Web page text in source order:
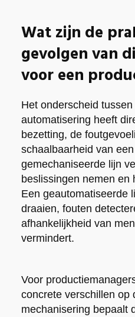
Wat zijn de
gevolgen van
voor een
Het onderscheid
automatisering heeft
bezetting, de
schaalbaarheid van
gemechaniseerde lijn
beslissingen nemen en
Een geautomatiseerde
draaien, fouten
afhankelijkheid van
vermindert.
Voor
concrete verschillen op
mechanisering bepaalt